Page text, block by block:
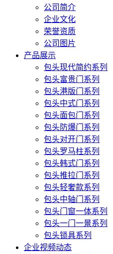
公司简介
企业文化
荣誉资质
公司图片
产品展示
包头现代简约系列
包头富贵门系列
包头港版门系列
包头中式门系列
包头面包门系列
包头防爆门系列
包头对开门系列
包头罗马柱系列
包头韩式门系列
包头推拉门系列
包头轻奢款系列
包头中轴门系列
包头门窗一体系列
包头一门一景系列
包头锁具系列
企业视频动态